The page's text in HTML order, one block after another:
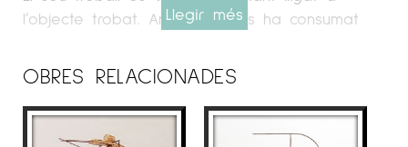
l’objecte trobat. Amb el temps ha consumat
conceptual a la recerca de l’objecte poètic.
També ha realitzat gravat, dibuix, fotografia i
obra pictòrica. Aquesta també amb inclusió de
diversos materials com el ferro i la fusta.
Llegir més
OBRES RELACIONADES